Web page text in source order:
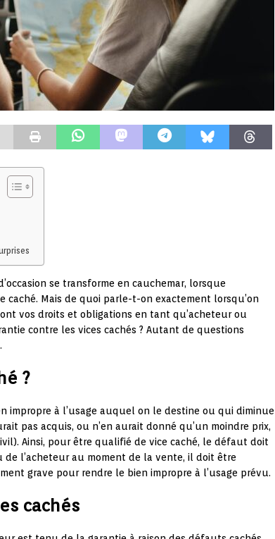
se transforme en cauchemar, lorsque
caché. Mais de quoi parle-t-on exactement lorsqu’on
vos droits et obligations en tant qu’acheteur ou
contre les vices cachés ? Autant de questions
?
impropre à l’usage auquel on le destine ou qui diminue
pas acquis, ou n’en aurait donné qu’un moindre prix,
Ainsi, pour être qualifié de vice caché, le défaut doit
l’acheteur au moment de la vente, il doit être
grave pour rendre le bien impropre à l’usage prévu.
cachés